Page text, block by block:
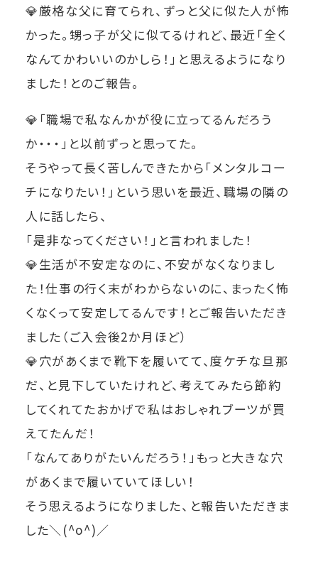
💎厳格な父に育てられ、ずっと父に似た人が怖
かった。甥っ子が父に似てるけれど、最近「全く
なんてかわいいのかしら！」と思えるようになり
ました！とのご報告。
💎「職場で私なんかが役に立ってるんだろう
か・・・」と以前ずっと思ってた。
そうやって長く苦しんできたから「メンタルコー
チになりたい！」という思いを最近、職場の隣の
人に話したら、
「是非なってください！」と言われました！
💎生活が不安定なのに、不安がなくなりまし
た！仕事の行く末がわからないのに、まったく怖
くなくって安定してるんです！とご報告いただき
ました（ご入会後2か月ほど）
💎穴があくまで靴下を履いてて、度ケチな旦那
だ、と見下していたけれど、考えてみたら節約
してくれてたおかげで私はおしゃれブーツが買
えてたんだ！
「なんてありがたいんだろう！」もっと大きな穴
があくまで履いていてほしい！
そう思えるようになりました、と報告いただきま
した＼(^o^)／